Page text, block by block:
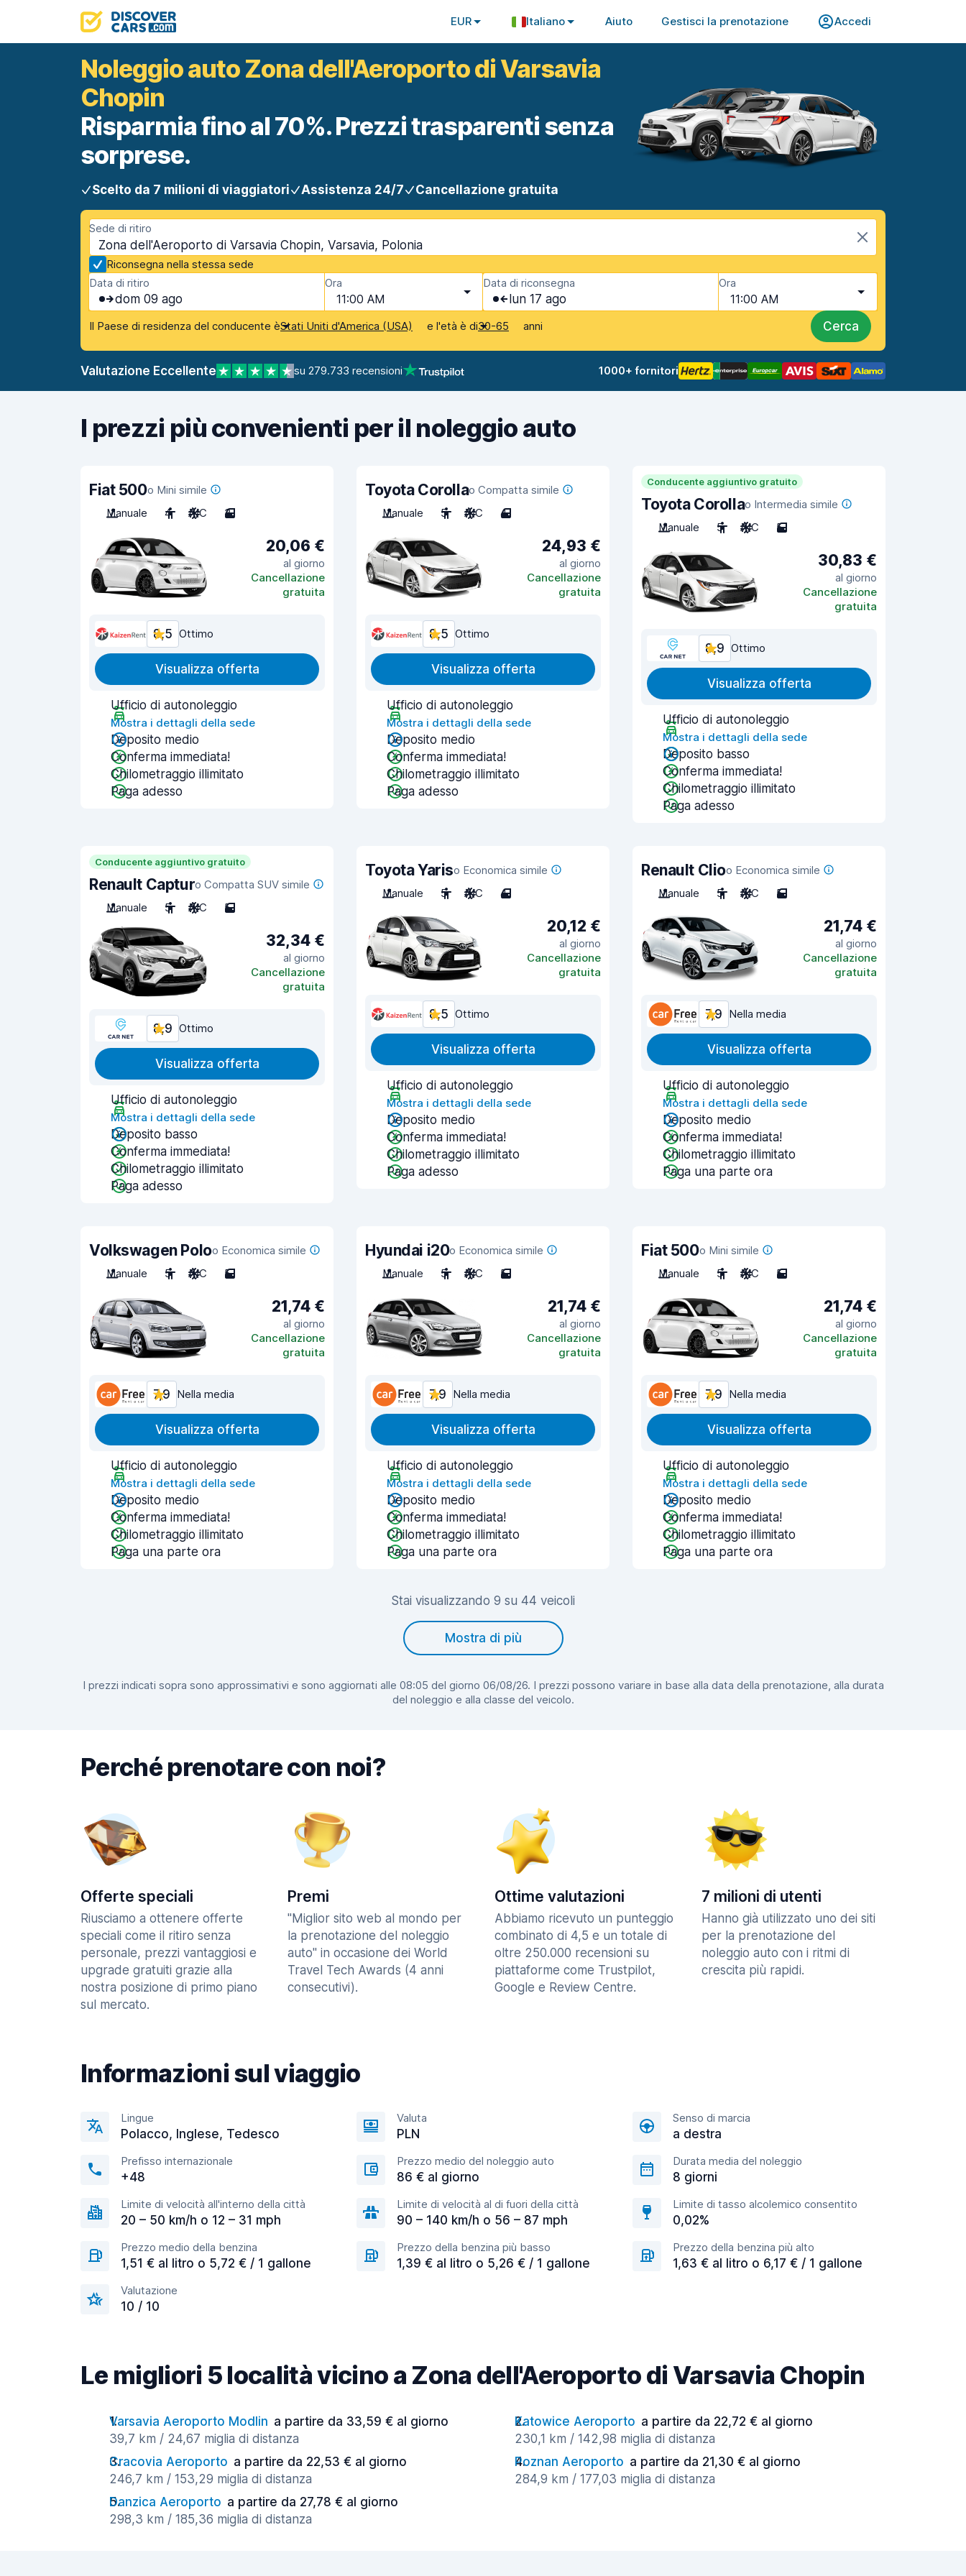
EUR Italiano Aiuto Gestisci la prenotazione Accedi
Noleggio auto Zona dell'Aeroporto di Varsavia
Chopin
Risparmia fino al 70%. Prezzi trasparenti senza
sorprese.
Scelto da 7 milioni di viaggiatori Assistenza 24/7 Cancellazione gratuita
Sede di ritiro
Zona dell'Aeroporto di Varsavia Chopin, Varsavia, Polonia
Riconsegna nella stessa sede
Data di ritiro
dom 09 ago
Ora
11:00 AM
Data di riconsegna
lun 17 ago
Ora
11:00 AM
Il Paese di residenza del conducente èStati Uniti d'America (USA) e l'età è di30-65 anni Cerca
Valutazione Eccellente su 279.733 recensioni 1000+ fornitori
I prezzi più convenienti per il noleggio auto
Fiat 500o Mini simile
Manuale
4 A/C 3
20,06 €
al giorno
Cancellazione
gratuita
8,5 Ottimo
Visualizza offerta
Ufficio di autonoleggio
Mostra i dettagli della sede
Deposito medio
Conferma immediata!
Chilometraggio illimitato
Paga adesso
Toyota Corollao Compatta simile
Manuale
5 A/C 4
24,93 €
al giorno
Cancellazione
gratuita
8,5 Ottimo
Visualizza offerta
Ufficio di autonoleggio
Mostra i dettagli della sede
Deposito medio
Conferma immediata!
Chilometraggio illimitato
Paga adesso
Conducente aggiuntivo gratuito
Toyota Corollao Intermedia simile
Manuale
5 A/C 5
30,83 €
al giorno
Cancellazione
gratuita
8,9 Ottimo
Visualizza offerta
Ufficio di autonoleggio
Mostra i dettagli della sede
Deposito basso
Conferma immediata!
Chilometraggio illimitato
Paga adesso
Conducente aggiuntivo gratuito
Renault Capturo Compatta SUV simile
Manuale
5 A/C 5
32,34 €
al giorno
Cancellazione
gratuita
8,9 Ottimo
Visualizza offerta
Ufficio di autonoleggio
Mostra i dettagli della sede
Deposito basso
Conferma immediata!
Chilometraggio illimitato
Paga adesso
Toyota Yariso Economica simile
Manuale
5 A/C 4
20,12 €
al giorno
Cancellazione
gratuita
8,5 Ottimo
Visualizza offerta
Ufficio di autonoleggio
Mostra i dettagli della sede
Deposito medio
Conferma immediata!
Chilometraggio illimitato
Paga adesso
Renault Clioo Economica simile
Manuale
5 A/C 5
21,74 €
al giorno
Cancellazione
gratuita
7,9 Nella media
Visualizza offerta
Ufficio di autonoleggio
Mostra i dettagli della sede
Deposito medio
Conferma immediata!
Chilometraggio illimitato
Paga una parte ora
Volkswagen Poloo Economica simile
Manuale
5 A/C 5
21,74 €
al giorno
Cancellazione
gratuita
7,9 Nella media
Visualizza offerta
Ufficio di autonoleggio
Mostra i dettagli della sede
Deposito medio
Conferma immediata!
Chilometraggio illimitato
Paga una parte ora
Hyundai i20o Economica simile
Manuale
5 A/C 5
21,74 €
al giorno
Cancellazione
gratuita
7,9 Nella media
Visualizza offerta
Ufficio di autonoleggio
Mostra i dettagli della sede
Deposito medio
Conferma immediata!
Chilometraggio illimitato
Paga una parte ora
Fiat 500o Mini simile
Manuale
5 A/C 5
21,74 €
al giorno
Cancellazione
gratuita
7,9 Nella media
Visualizza offerta
Ufficio di autonoleggio
Mostra i dettagli della sede
Deposito medio
Conferma immediata!
Chilometraggio illimitato
Paga una parte ora
Stai visualizzando 9 su 44 veicoli
Mostra di più
I prezzi indicati sopra sono approssimativi e sono aggiornati alle 08:05 del giorno 06/08/26. I prezzi possono variare in base alla data della prenotazione, alla durata
del noleggio e alla classe del veicolo.
Perché prenotare con noi?
Offerte speciali
Riusciamo a ottenere offerte
speciali come il ritiro senza
personale, prezzi vantaggiosi e
upgrade gratuiti grazie alla
nostra posizione di primo piano
sul mercato.
Premi
"Miglior sito web al mondo per
la prenotazione del noleggio
auto" in occasione dei World
Travel Tech Awards (4 anni
consecutivi).
Ottime valutazioni
Abbiamo ricevuto un punteggio
combinato di 4,5 e un totale di
oltre 250.000 recensioni su
piattaforme come Trustpilot,
Google e Review Centre.
7 milioni di utenti
Hanno già utilizzato uno dei siti
per la prenotazione del
noleggio auto con i ritmi di
crescita più rapidi.
Informazioni sul viaggio
Lingue
Polacco, Inglese, Tedesco
Valuta
PLN
Senso di marcia
a destra
Prefisso internazionale
+48
Prezzo medio del noleggio auto
86 € al giorno
Durata media del noleggio
8 giorni
Limite di velocità all'interno della città
20 – 50 km/h o 12 – 31 mph
Limite di velocità al di fuori della città
90 – 140 km/h o 56 – 87 mph
Limite di tasso alcolemico consentito
0,02%
Prezzo medio della benzina
1,51 € al litro o 5,72 € / 1 gallone
Prezzo della benzina più basso
1,39 € al litro o 5,26 € / 1 gallone
Prezzo della benzina più alto
1,63 € al litro o 6,17 € / 1 gallone
Valutazione
10 / 10
Le migliori 5 località vicino a Zona dell'Aeroporto di Varsavia Chopin
Varsavia Aeroporto Modlin a partire da 33,59 € al giorno
39,7 km / 24,67 miglia di distanza
Katowice Aeroporto a partire da 22,72 € al giorno
230,1 km / 142,98 miglia di distanza
Cracovia Aeroporto a partire da 22,53 € al giorno
246,7 km / 153,29 miglia di distanza
Poznan Aeroporto a partire da 21,30 € al giorno
284,9 km / 177,03 miglia di distanza
Danzica Aeroporto a partire da 27,78 € al giorno
298,3 km / 185,36 miglia di distanza